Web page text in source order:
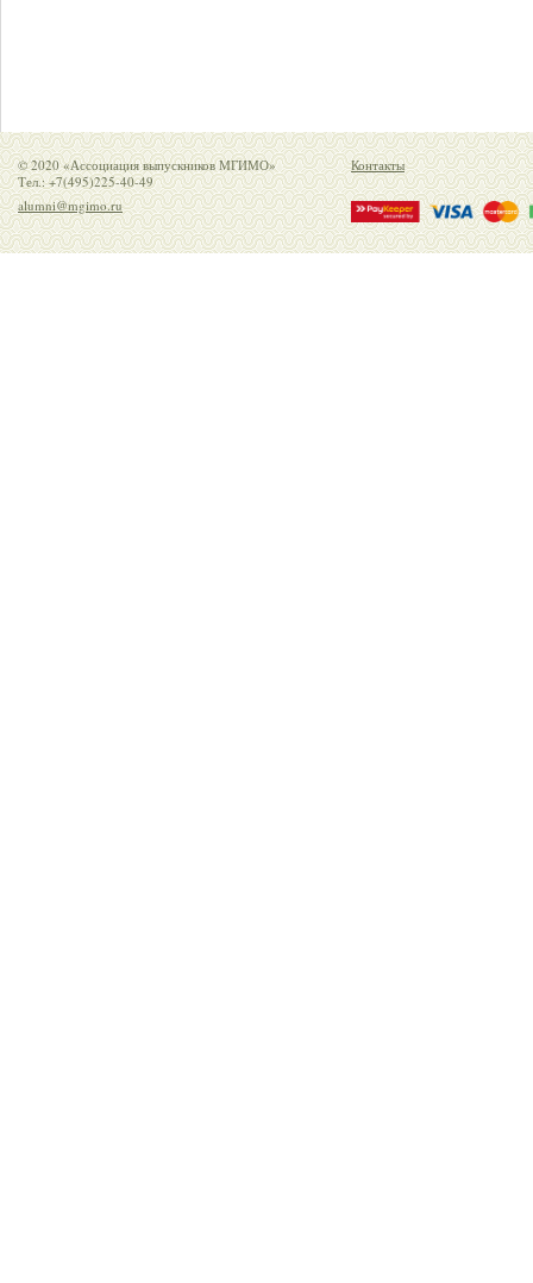
© 2020 «Ассоциация выпускников МГИМО»
Тел.: +7(495)225-40-49
alumni@mgimo.ru
Контакты